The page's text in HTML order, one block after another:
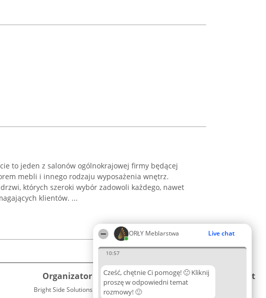
ORŁY Meblarstwa Live chat
10:57
Cześć, chętnie Ci pomogę! 🙂 Kliknij
proszę w odpowiedni temat
rozmowy! 🙂
to jeden z salonów ogólnokrajowej firmy będącej
mebli i innego rodzaju wyposażenia wnętrz.
których szeroki wybór zadowoli każdego, nawet
klientów. ...
Organizator plebiscytu
Bright Side Solutions sp. z o. o. sp. k.
Plebiscyt Kontakt